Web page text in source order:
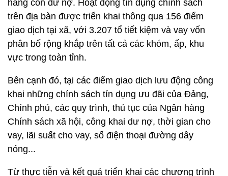
hàng còn dư nợ. Hoạt động tín dụng chính sách
trên địa bàn được triển khai thông qua 156 điểm
giao dịch tại xã, với 3.207 tổ tiết kiệm và vay vốn
phân bố rộng khắp trên tất cả các khóm, ấp, khu
vực trong toàn tỉnh.
Bên cạnh đó, tại các điểm giao dịch lưu động công
khai những chính sách tín dụng ưu đãi của Đảng,
Chính phủ, các quy trình, thủ tục của Ngân hàng
Chính sách xã hội, công khai dư nợ, thời gian cho
vay, lãi suất cho vay, số điện thoại đường dây
nóng...
Từ thực tiễn và kết quả triển khai các chương trình